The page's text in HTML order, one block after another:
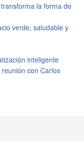
la forma de
verde, saludable y
inteligente
con Carlos